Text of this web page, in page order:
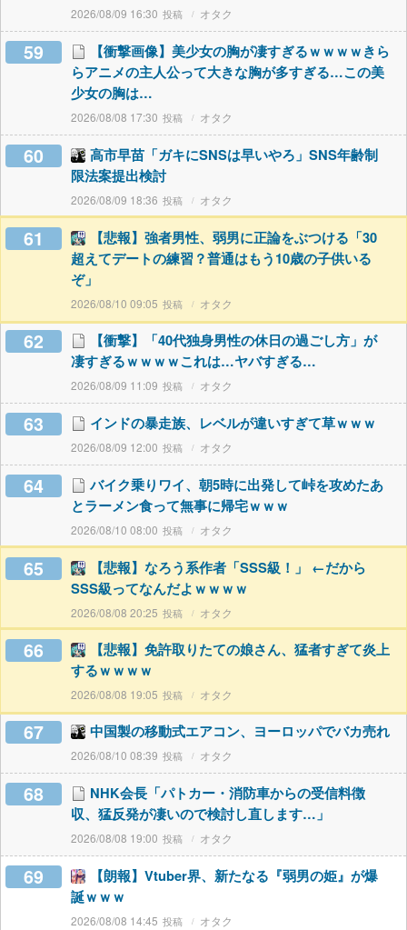
2026/08/09 16:30 オタク
59
【衝撃画像】美少女の胸が凄すぎるｗｗｗｗきら
らアニメの主人公って大きな胸が多すぎる…この美
少女の胸は…
2026/08/08 17:30 オタク
60
高市早苗「ガキにSNSは早いやろ」SNS年齢制
限法案提出検討
2026/08/09 18:36 オタク
61
【悲報】強者男性、弱男に正論をぶつける「30
超えてデートの練習？普通はもう10歳の子供いる
ぞ」
2026/08/10 09:05 オタク
62
【衝撃】「40代独身男性の休日の過ごし方」が
凄すぎるｗｗｗｗこれは…ヤバすぎる…
2026/08/09 11:09 オタク
63 インドの暴走族、レベルが違いすぎて草ｗｗｗ
2026/08/09 12:00 オタク
64
バイク乗りワイ、朝5時に出発して峠を攻めたあ
とラーメン食って無事に帰宅ｗｗｗ
2026/08/10 08:00 オタク
65
【悲報】なろう系作者「SSS級！」 ←だから
SSS級ってなんだよｗｗｗｗ
2026/08/08 20:25 オタク
66
【悲報】免許取りたての娘さん、猛者すぎて炎上
するｗｗｗｗ
2026/08/08 19:05 オタク
67 中国製の移動式エアコン、ヨーロッパでバカ売れ
2026/08/10 08:39 オタク
68
NHK会長「パトカー・消防車からの受信料徴
収、猛反発が凄いので検討し直します…」
2026/08/08 19:00 オタク
69
【朗報】Vtuber界、新たなる『弱男の姫』が爆
誕ｗｗｗ
2026/08/08 14:45 オタク